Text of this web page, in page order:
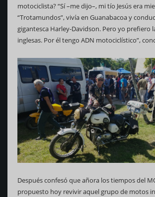
motociclista? “Sí –me dijo–, mi tío Jesús era
“Trotamundos”, vivía en Guanabacoa y
gigantesca Harley-Davidson. Pero yo prefiero
inglesas. Por él tengo ADN motociclístico”,
Después confesó que añora los tiempos del
propuesto hoy revivir aquel grupo de motos